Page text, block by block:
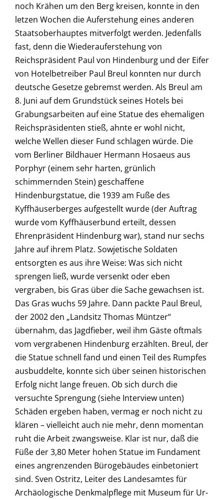
noch Krähen um den Berg kreisen, konnte in den
letzen Wochen die Auferstehung eines anderen
Staatsoberhauptes mitverfolgt werden. Jedenfalls
fast, denn die Wiederauferstehung von
Reichspräsident Paul von Hindenburg und der Eifer
von Hotelbetreiber Paul Breul konnten nur durch
deutsche Gesetze gebremst werden. Als Breul am
8. Juni auf dem Grundstück seines Hotels bei
Grabungsarbeiten auf eine Statue des ehemaligen
Reichspräsidenten stieß, ahnte er wohl nicht,
welche Wellen dieser Fund schlagen würde. Die
vom Berliner Bildhauer Hermann Hosaeus aus
Porphyr (einem sehr harten, grünlich
schimmernden Stein) geschaffene
Hindenburgstatue, die 1939 am Fuße des
Kyffhäuserberges aufgestellt wurde (der Auftrag
wurde vom Kyffhäuserbund erteilt, dessen
Ehrenpräsident Hindenburg war), stand nur sechs
Jahre auf ihrem Platz. Sowjetische Soldaten
entsorgten es aus ihre Weise: Was sich nicht
sprengen ließ, wurde versenkt oder eben
vergraben, bis Gras über die Sache gewachsen ist.
Das Gras wuchs 59 Jahre. Dann packte Paul Breul,
der 2002 den „Landsitz Thomas Müntzer“
übernahm, das Jagdfieber, weil ihm Gäste oftmals
vom vergrabenen Hindenburg erzählten. Breul, der
die Statue schnell fand und einen Teil des Rumpfes
ausbuddelte, konnte sich über seinen historischen
Erfolg nicht lange freuen. Ob sich durch die
versuchte Sprengung (siehe Interview unten)
Schäden ergeben haben, vermag er noch nicht zu
klären – vielleicht auch nie mehr, denn momentan
ruht die Arbeit zwangsweise. Klar ist nur, daß die
Füße der 3,80 Meter hohen Statue im Fundament
eines angrenzenden Bürogebäudes einbetoniert
sind. Sven Ostritz, Leiter des Landesamtes für
Archäologische Denkmalpflege mit Museum für Ur-